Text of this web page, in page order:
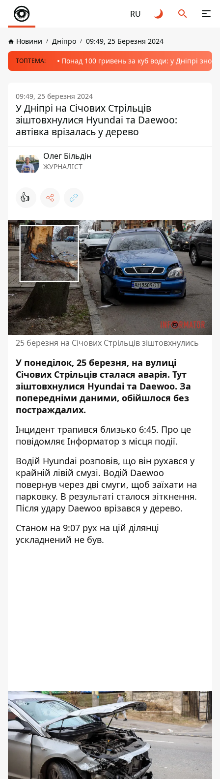
RU
Новини Дніпро 09:49, 25 Березня 2024
ТОПТЕМА: Понад 100 гривень за куб води: у Дніпрі
09:49, 25 березня 2024
У Дніпрі на Січових Стрільців
зіштовхнулися Hyundai та Daewoo:
автівка врізалась у дерево
Олег Більдін
ЖУРНАЛІСТ
👍
25 березня на Січових Стрільців зіштовхнулись
У понеділок, 25 березня, на вулиці
Січових Стрільців сталася аварія. Тут
зіштовхнулися Hyundai та Daewoo. За
попередніми даними, обійшлося без
постраждалих.
Інцидент трапився близько 6:45. Про це
повідомляє Інформатор з місця події.
Водій Hyundai розповів, що він рухався у
крайній лівій смузі. Водій Daewoo
повернув через дві смуги, щоб заїхати на
парковку. В результаті сталося зіткнення.
Після удару Daewoo врізався у дерево.
Станом на 9:07 рух на цій ділянці
ускладнений не був.